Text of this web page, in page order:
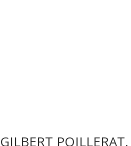
GILBERT POILLERAT,